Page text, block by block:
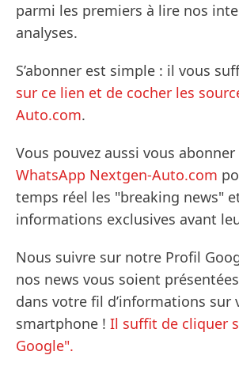
parmi les premiers à lire nos
analyses.
S’abonner est simple : il vous
sur ce lien et de cocher les
Auto.com.
Vous pouvez aussi vous abonner
WhatsApp Nextgen-Auto.com
temps réel les "breaking news"
informations exclusives avant
Nous suivre sur notre Profil
nos news vous soient
dans votre fil d’informations sur
smartphone ! Il suffit de cliquer
Google".